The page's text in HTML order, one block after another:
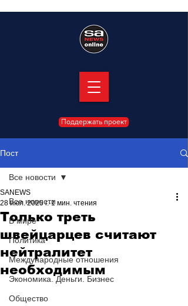
Поддержать проект
Пост
Все новости
В мире
Политика
Международные отношения
Экономика. Деньги. Бизнес
Общество
Все новости
Только треть
швейцарцев считают
нейтралитет
необходимым
SANEWS
28 июл. 2025 г. 1 мин. чтения